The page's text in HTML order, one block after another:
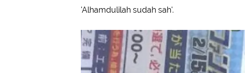
'Alhamdulilah sudah sah'.